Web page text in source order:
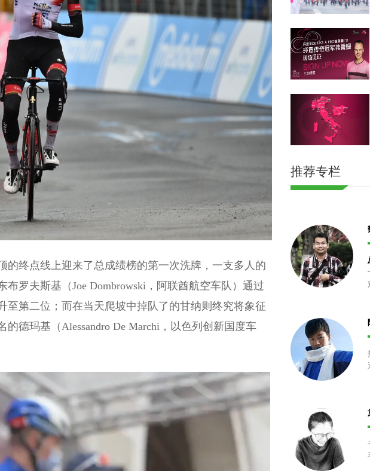
的终点线上迎来了总成绩榜的第一次洗牌，一支多人的
罗夫斯基（Joe Dombrowski，阿联酋航空车队）通过
第二位；而在当天爬坡中掉队了的甘纳则终究将象征
德玛基（Alessandro De Marchi，以色列创新国度车
推荐专栏